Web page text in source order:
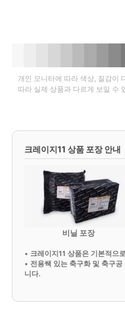
개인 모니터에 따라 색상, 질감이
따라 실제 상품과 다르게 보일 수
크레이지11 상품 포장 안내
비닐 포장
• 크레이지11 상품은 기본적으
• 전용쌕 있는 축구화 및 축구
니다.